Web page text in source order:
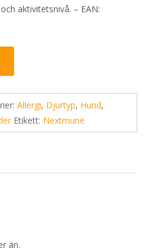
aktivitetsnivå. – EAN:
Allergi, Djurtyp, Hund,
Etikett: Nextmune
än.